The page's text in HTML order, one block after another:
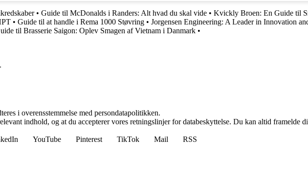
• Guide til McDonalds i Randers: Alt hvad du skal vide • Kvickly Broen: En Guide til
• Guide til at handle i Rema 1000 Støvring • Jorgensen Engineering: A Leader in Innovation
til Brasserie Saigon: Oplev Smagen af Vietnam i Danmark •
i overensstemmelse med persondatapolitikken.
indhold, og at du accepterer vores retningslinjer for databeskyttelse. Du kan altid framelde
YouTube Pinterest TikTok Mail
RSS